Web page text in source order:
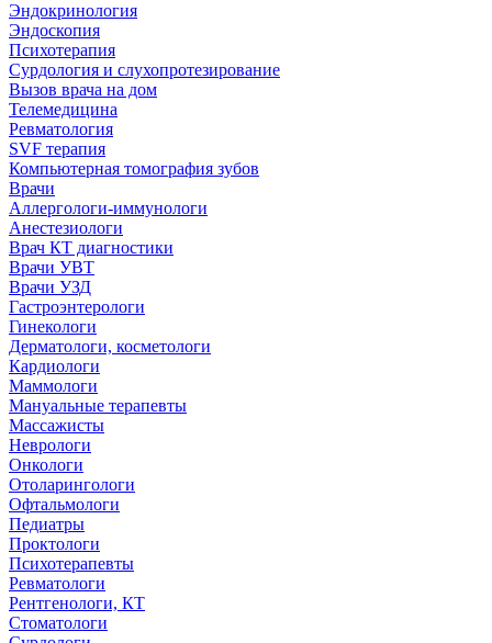
Эндокринология
Эндоскопия
Психотерапия
Сурдология и слухопротезирование
Вызов врача на дом
Телемедицина
Ревматология
SVF терапия
Компьютерная томография зубов
Врачи
Аллергологи-иммунологи
Анестезиологи
Врач КТ диагностики
Врачи УВТ
Врачи УЗД
Гастроэнтерологи
Гинекологи
Дерматологи, косметологи
Кардиологи
Маммологи
Мануальные терапевты
Массажисты
Неврологи
Онкологи
Отоларингологи
Офтальмологи
Педиатры
Проктологи
Психотерапевты
Ревматологи
Рентгенологи, КТ
Стоматологи